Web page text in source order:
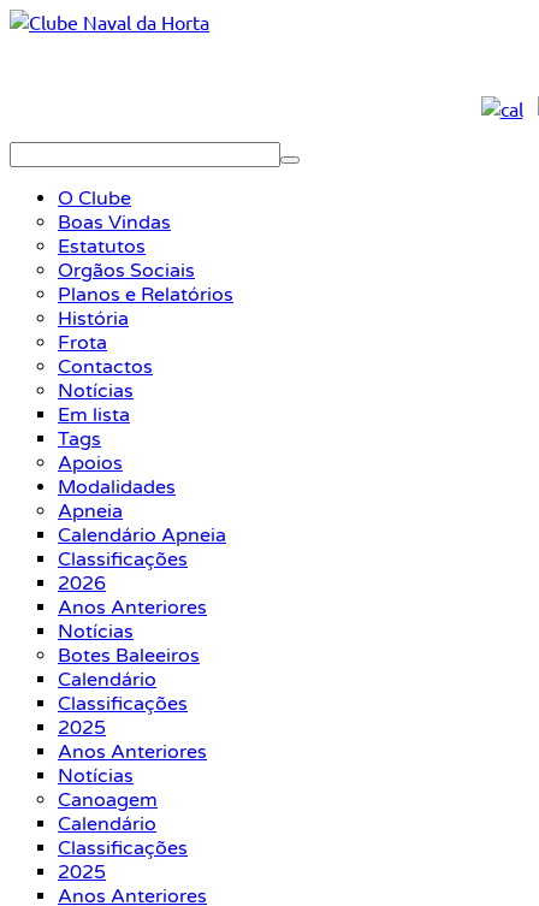
O Clube
Boas Vindas
Estatutos
Orgãos Sociais
Planos e Relatórios
História
Frota
Contactos
Notícias
Em lista
Tags
Apoios
Modalidades
Apneia
Calendário Apneia
Classificações
2026
Anos Anteriores
Notícias
Botes Baleeiros
Calendário
Classificações
2025
Anos Anteriores
Notícias
Canoagem
Calendário
Classificações
2025
Anos Anteriores